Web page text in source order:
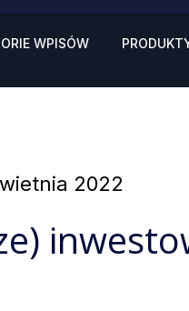
WPISÓW
2022